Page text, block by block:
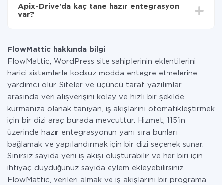
Hizmetimiz aracılığıyla yalnızca bir sisteminizden
diğerine aktarılan veri miktarı için ödeme yaparsınız.
Apix-Drive'da kaç tane hazır entegrasyon
var?
FlowMattic hakkında bilgi
FlowMattic, WordPress site sahiplerinin eklentilerini
harici sistemlerle kodsuz modda entegre etmelerine
yardımcı olur. Siteler ve üçüncü taraf yazılımlar
arasında veri alışverişini kolay ve hızlı bir şekilde
kurmanıza olanak tanıyan, iş akışlarını otomatikleştirmek
için bir dizi araç burada mevcuttur. Hizmet, 115'in
üzerinde hazır entegrasyonun yanı sıra bunları
bağlamak ve yapılandırmak için bir dizi seçenek sunar.
Sınırsız sayıda yeni iş akışı oluşturabilir ve her biri için
ihtiyaç duyduğunuz sayıda eylem ekleyebilirsiniz.
FlowMattic, verileri almak ve iş akışlarını bir programa